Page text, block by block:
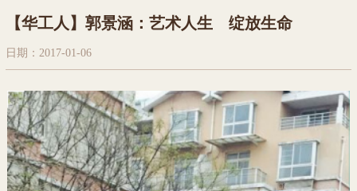
【华工人】郭景涵：艺术人生 绽放生命
日期：2017-01-06